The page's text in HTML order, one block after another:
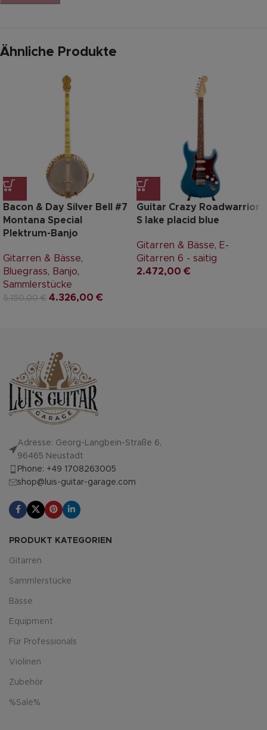
Ähnliche Produkte
Bacon & Day Silver Bell #7
Montana Special
Plektrum-Banjo
Gitarren & Bässe,
Bluegrass, Banjo,
Sammlerstücke
5.150,00€ 4.326,00 €
Guitar Crazy Roadwarrior
S lake placid blue
Gitarren & Bässe, E-
Gitarren 6 - saitig
2.472,00 €
Adresse: Georg-Langbein-Straße 6,
96465 Neustadt
Phone: +49 1708263005
shop@luis-guitar-garage.com
PRODUKT KATEGORIEN
Gitarren
Sammlerstücke
Bässe
Equipment
Für Professionals
Violinen
Zubehör
%Sale%